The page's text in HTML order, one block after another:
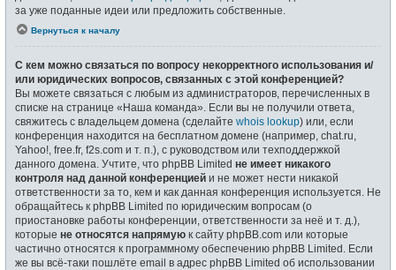
за уже поданные идеи или предложить собственные.
Вернуться к началу
С кем можно связаться по вопросу некорректного использования и/
или юридических вопросов, связанных с этой конференцией?
Вы можете связаться с любым из администраторов, перечисленных в
списке на странице «Наша команда». Если вы не получили ответа,
свяжитесь с владельцем домена (сделайте whois lookup) или, если
конференция находится на бесплатном домене (например, chat.ru,
Yahoo!, free.fr, f2s.com и т. п.), с руководством или техподдержкой
данного домена. Учтите, что phpBB Limited не имеет никакого
контроля над данной конференцией и не может нести никакой
ответственности за то, кем и как данная конференция используется. Не
обращайтесь к phpBB Limited по юридическим вопросам (о
приостановке работы конференции, ответственности за неё и т. д.),
которые не относятся напрямую к сайту phpBB.com или которые
частично относятся к программному обеспечению phpBB Limited. Если
же вы всё-таки пошлёте email в адрес phpBB Limited об использовании